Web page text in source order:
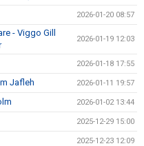
2026-01-20 08:57
- Viggo Gill
2026-01-19 12:03
2026-01-18 17:55
Jafleh 2026-01-11 19:57
2026-01-02 13:44
2025-12-29 15:00
2025-12-23 12:09